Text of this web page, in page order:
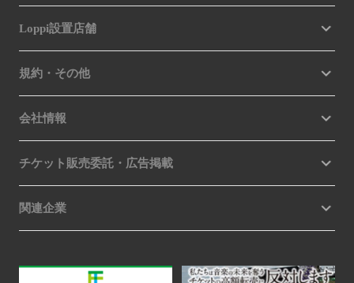
Loppi設置店舗
規約・その他
会社情報
チケット販売委託・広告掲載
関連企業